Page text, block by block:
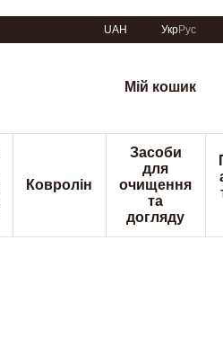
UAH УкрРус
Мій кошик
Ковролін
Засоби
для
очищення
та
догляду